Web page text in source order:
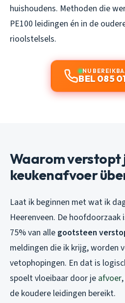
huishoudens. Methoden die
PE100 leidingen én in de
rioolstelsels.
NU
BEL 085
Waarom verstopt
keukenafvoer
Laat ik beginnen met wat ik
Heerenveen. De hoofdoorzaak
75% van alle gootsteen
meldingen die ik krijg, worden
vetophopingen. En dat is
spoelt vloeibaar door je afvoer
de koudere leidingen bereikt.